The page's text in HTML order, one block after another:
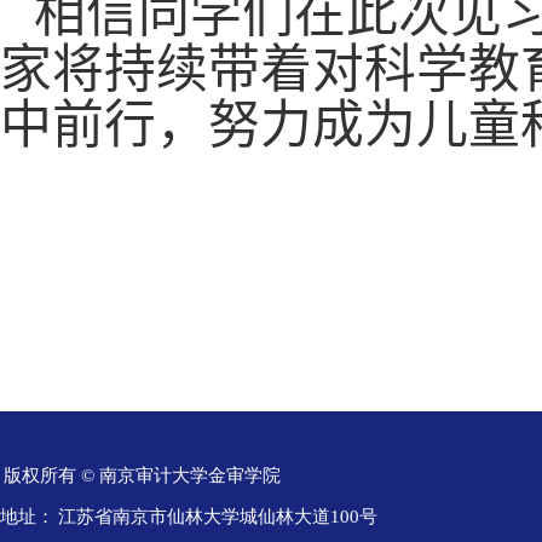
相信同学们在此次见
家将持续带着对科学
中前行，努力成为儿
版权所有 © 南京审计大学金审学院
地址： 江苏省南京市仙林大学城仙林大道100号